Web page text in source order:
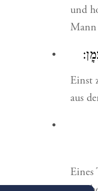
und
Mann
Einst
aus
Eines